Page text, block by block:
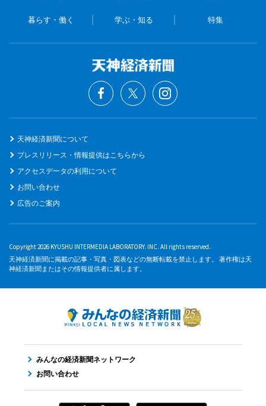
暮らす・働く 学ぶ・知る 特集
天神経済新聞について
プレスリリース・情報提供はこちらから
アクセスデータの利用について
お問い合わせ
広告のご案内
Copyright 2026 KYUSHU INTERMEDIA LABORATORY. INC. All rights reserved.
天神経済新聞に掲載の記事・写真・図表などの無断転載を禁止します。 著作権は天
神経済新聞またはその情報提供者に属します。
みんなの経済新聞ネットワーク
お問い合わせ